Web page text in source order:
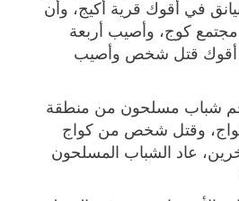
في أقوك قرية أكيج، وأن
كوج، وأصيب أربعة
أقوك قتل شخص وأصيب
شباب مسلحون من منطقة
كواج، وقتل شخص من كواج
عاد الشباب المسلحون